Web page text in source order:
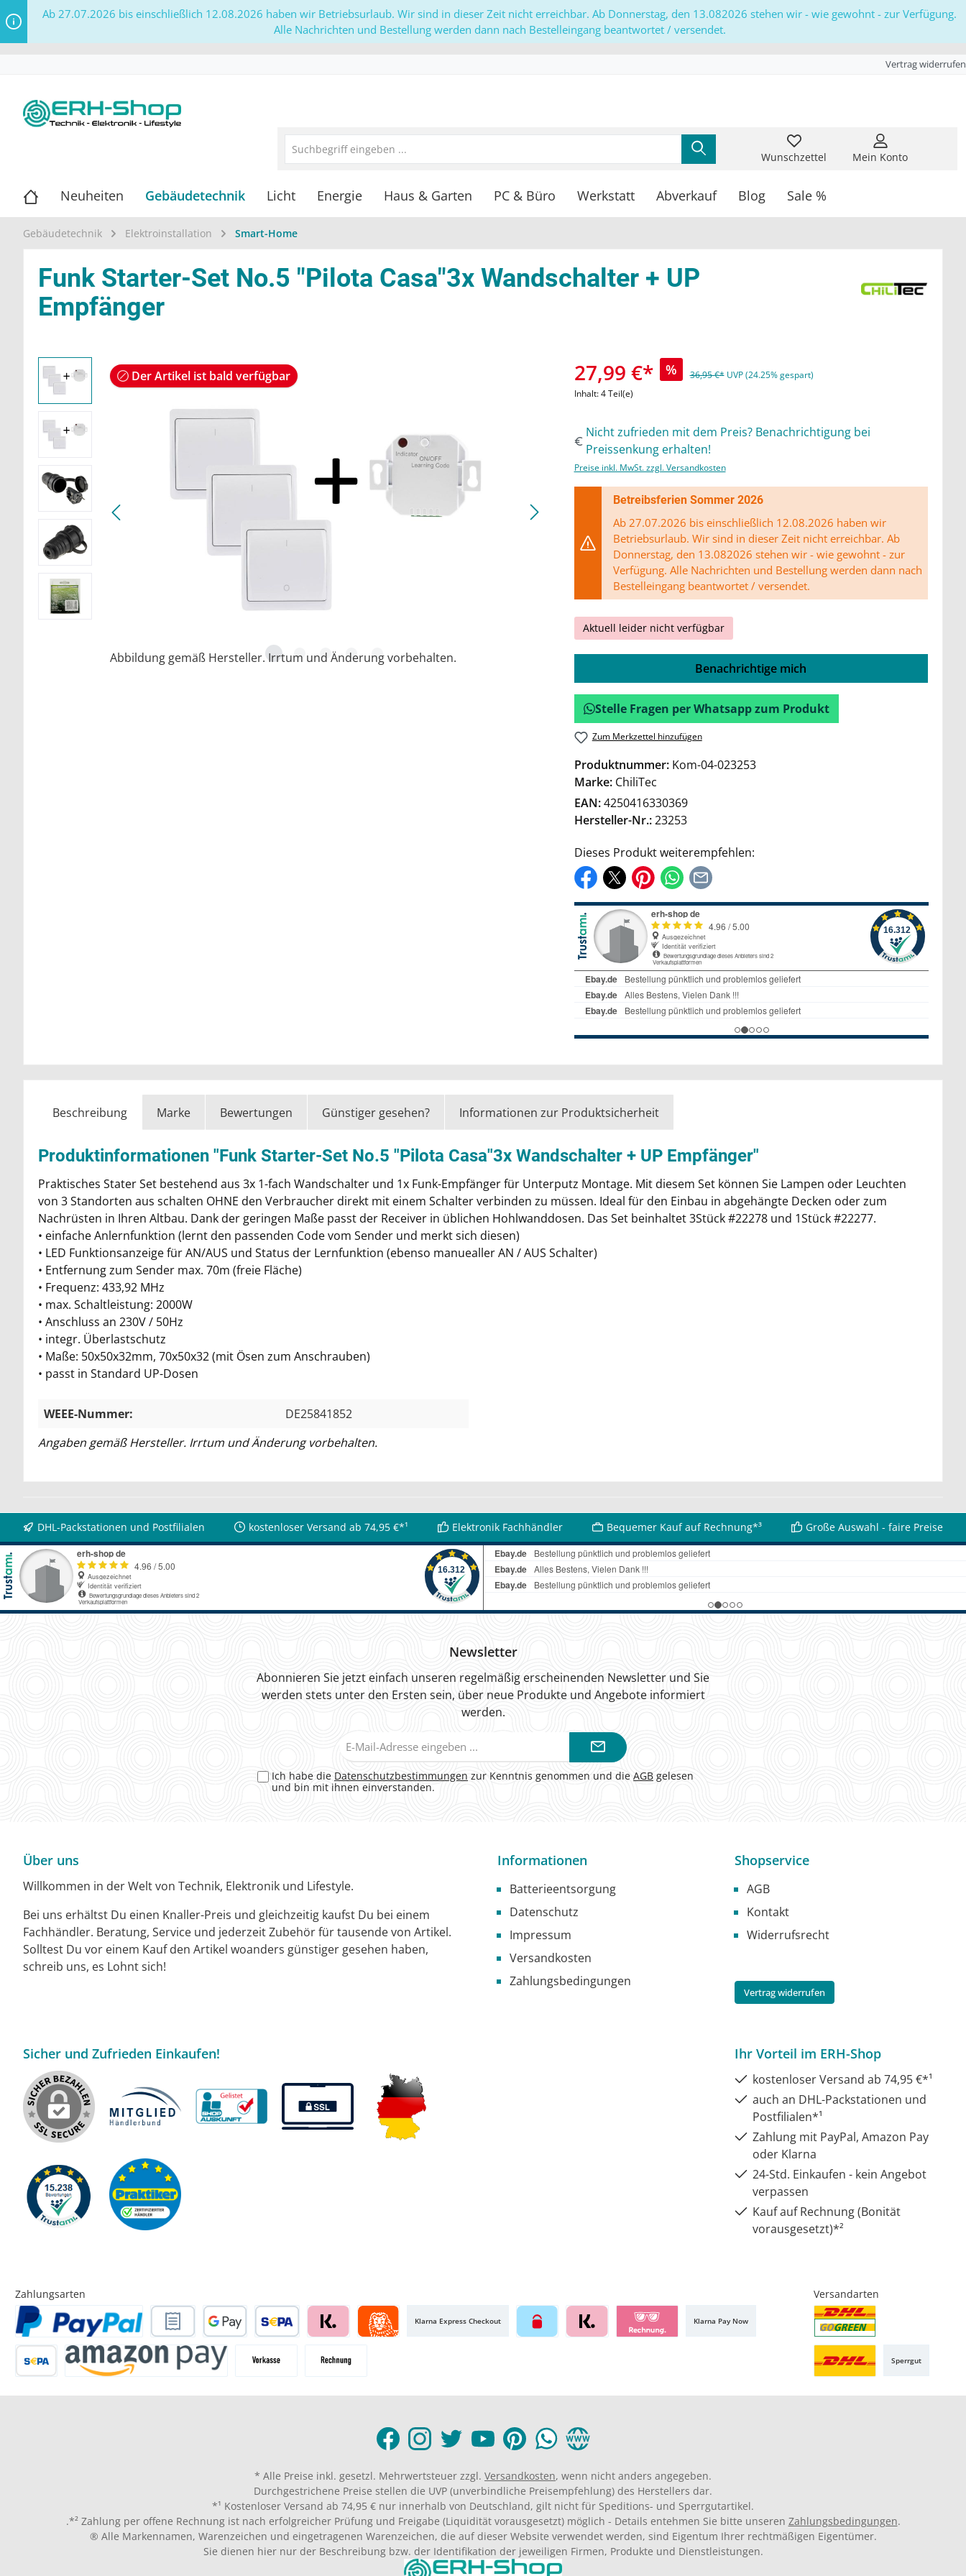
Ab 27.07.2026 bis einschließlich 12.08.2026 haben wir Betriebsurlaub. Wir sind in dieser Zeit nicht erreichbar. Ab Donnerstag, den 13.082026 stehen wir - wie gewohnt - zur Verfügung.
Alle Nachrichten und Bestellung werden dann nach Bestelleingang beantwortet / versendet.
Vertrag widerrufen
Wunschzettel Mein Konto
Neuheiten Gebäudetechnik Licht Energie Haus & Garten PC & Büro Werkstatt Abverkauf Blog Sale %
Gebäudetechnik Elektroinstallation Smart-Home
Funk Starter-Set No.5 "Pilota Casa"3x Wandschalter + UP
Empfänger
Der Artikel ist bald verfügbar
Abbildung gemäß Hersteller. Irrtum und Änderung vorbehalten.
27,99 €* % 36,95 €* UVP (24.25% gespart)
Inhalt:4 Teil(e)
Nicht zufrieden mit dem Preis? Benachrichtigung bei
Preissenkung erhalten!
Preise inkl. MwSt. zzgl. Versandkosten
Betreibsferien Sommer 2026
Ab 27.07.2026 bis einschließlich 12.08.2026 haben wir
Betriebsurlaub. Wir sind in dieser Zeit nicht erreichbar. Ab
Donnerstag, den 13.082026 stehen wir - wie gewohnt - zur
Verfügung. Alle Nachrichten und Bestellung werden dann nach
Bestelleingang beantwortet / versendet.
Aktuell leider nicht verfügbar
Benachrichtige mich
Stelle Fragen per Whatsapp zum Produkt
Zum Merkzettel hinzufügen
Produktnummer: Kom-04-023253
Marke: ChiliTec
EAN:4250416330369
Hersteller-Nr.:23253
Dieses Produkt weiterempfehlen:
Beschreibung Marke Bewertungen Günstiger gesehen? Informationen zur Produktsicherheit
Produktinformationen "Funk Starter-Set No.5 "Pilota Casa"3x Wandschalter + UP Empfänger"
Praktisches Stater Set bestehend aus 3x 1-fach Wandschalter und 1x Funk-Empfänger für Unterputz Montage. Mit diesem Set können Sie Lampen oder Leuchten
von 3 Standorten aus schalten OHNE den Verbraucher direkt mit einem Schalter verbinden zu müssen. Ideal für den Einbau in abgehängte Decken oder zum
Nachrüsten in Ihren Altbau. Dank der geringen Maße passt der Receiver in üblichen Hohlwanddosen. Das Set beinhaltet 3Stück #22278 und 1Stück #22277.
• einfache Anlernfunktion (lernt den passenden Code vom Sender und merkt sich diesen)
• LED Funktionsanzeige für AN/AUS und Status der Lernfunktion (ebenso manuealler AN / AUS Schalter)
• Entfernung zum Sender max. 70m (freie Fläche)
• Frequenz: 433,92 MHz
• max. Schaltleistung: 2000W
• Anschluss an 230V / 50Hz
• integr. Überlastschutz
• Maße: 50x50x32mm, 70x50x32 (mit Ösen zum Anschrauben)
• passt in Standard UP-Dosen
WEEE-Nummer:
DE25841852
Angaben gemäß Hersteller. Irrtum und Änderung vorbehalten.
DHL-Packstationen und Postfilialen kostenloser Versand ab 74,95 €*¹ Elektronik Fachhändler Bequemer Kauf auf Rechnung*³ Große Auswahl - faire Preise
Newsletter
Abonnieren Sie jetzt einfach unseren regelmäßig erscheinenden Newsletter und Sie
werden stets unter den Ersten sein, über neue Produkte und Angebote informiert
werden.
Mail-
Ich habe die Datenschutzbestimmungen zur Kenntnis genommen und die AGB gelesen
und bin mit ihnen einverstanden.
Über uns
Willkommen in der Welt von Technik, Elektronik und Lifestyle.
Bei uns erhältst Du einen Knaller-Preis und gleichzeitig kaufst Du bei einem
Fachhändler. Beratung, Service und jederzeit Zubehör für tausende von Artikel.
Solltest Du vor einem Kauf den Artikel woanders günstiger gesehen haben,
schreib uns, es Lohnt sich!
Informationen
Batterieentsorgung
Datenschutz
Impressum
Versandkosten
Zahlungsbedingungen
Shopservice
AGB
Kontakt
Widerrufsrecht
Vertrag widerrufen
Sicher und Zufrieden Einkaufen! Ihr Vorteil im ERH-Shop
kostenloser Versand ab 74,95 €*¹
auch an DHL-Packstationen und
Postfilialen*¹
Zahlung mit PayPal, Amazon Pay
oder Klarna
24-Std. Einkaufen - kein Angebot
verpassen
Kauf auf Rechnung (Bonität
vorausgesetzt)*²
Zahlungsarten
Klarna Express Checkout Klarna Pay Now
Versandarten
Sperrgut
* Alle Preise inkl. gesetzl. Mehrwertsteuer zzgl. Versandkosten, wenn nicht anders angegeben.
Durchgestrichene Preise stellen die UVP (unverbindliche Preisempfehlung) des Herstellers dar.
*¹ Kostenloser Versand ab 74,95 € nur innerhalb von Deutschland, gilt nicht für Speditions- und Sperrgutartikel.
.*² Zahlung per offene Rechnung ist nach erfolgreicher Prüfung und Freigabe (Liquidität vorausgesetzt) möglich - Details entehmen Sie bitte unseren Zahlungsbedingungen.
® Alle Markennamen, Warenzeichen und eingetragenen Warenzeichen, die auf dieser Website verwendet werden, sind Eigentum Ihrer rechtmäßigen Eigentümer.
Sie dienen hier nur der Beschreibung bzw. der Identifikation der jeweiligen Firmen, Produkte und Dienstleistungen.